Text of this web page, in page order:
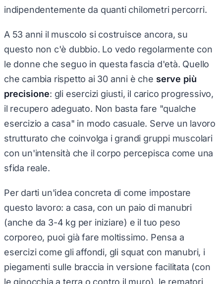
indipendentemente da quanti chilometri percorri.
A 53 anni il muscolo si costruisce ancora, su
questo non c'è dubbio. Lo vedo regolarmente con
le donne che seguo in questa fascia d'età. Quello
che cambia rispetto ai 30 anni è che serve più
precisione: gli esercizi giusti, il carico progressivo,
il recupero adeguato. Non basta fare "qualche
esercizio a casa" in modo casuale. Serve un lavoro
strutturato che coinvolga i grandi gruppi muscolari
con un'intensità che il corpo percepisca come una
sfida reale.
Per darti un'idea concreta di come impostare
questo lavoro: a casa, con un paio di manubri
(anche da 3-4 kg per iniziare) e il tuo peso
corporeo, puoi già fare moltissimo. Pensa a
esercizi come gli affondi, gli squat con manubri, i
piegamenti sulle braccia in versione facilitata (con
le ginocchia a terra o contro il muro), le rematori